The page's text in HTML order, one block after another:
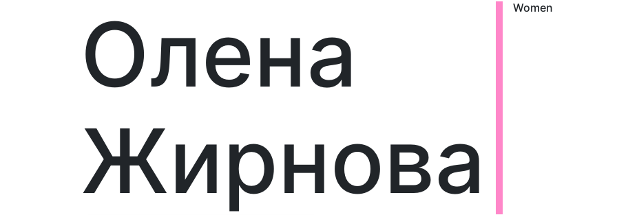
Олена
Жирнова
Women